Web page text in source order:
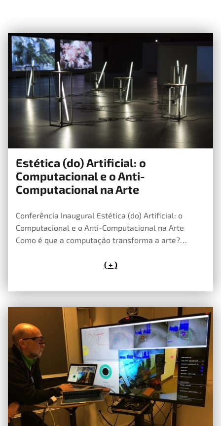
Estética (do) Artificial: o
Computacional e o Anti-
Computacional na Arte
Conferência Inaugural Estética (do) Artificial: o
Computacional e o Anti-Computacional na Arte
Como é que a computação transforma a arte?…
( + )
6 de Abril, 2022